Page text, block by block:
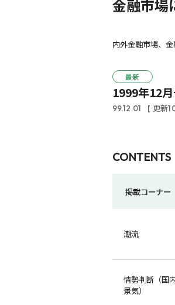
金融市場
内外金融市場、
最新
1999年12
99.12.01 [ 更新
CONTENTS
掲載コーナー
潮流
情勢判断（国
景気）